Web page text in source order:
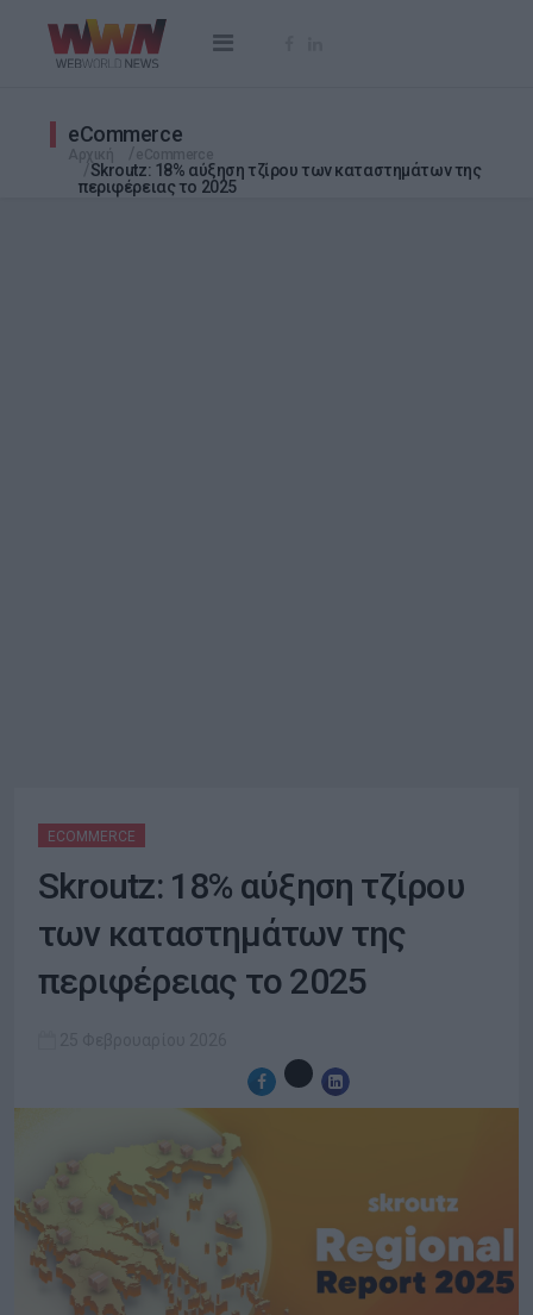
eCommerce
Skroutz: 18% αύξηση τζίρου των καταστημάτων της
περιφέρειας το 2025
ECOMMERCE
Skroutz: 18% αύξηση τζίρου
των καταστημάτων της
περιφέρειας το 2025